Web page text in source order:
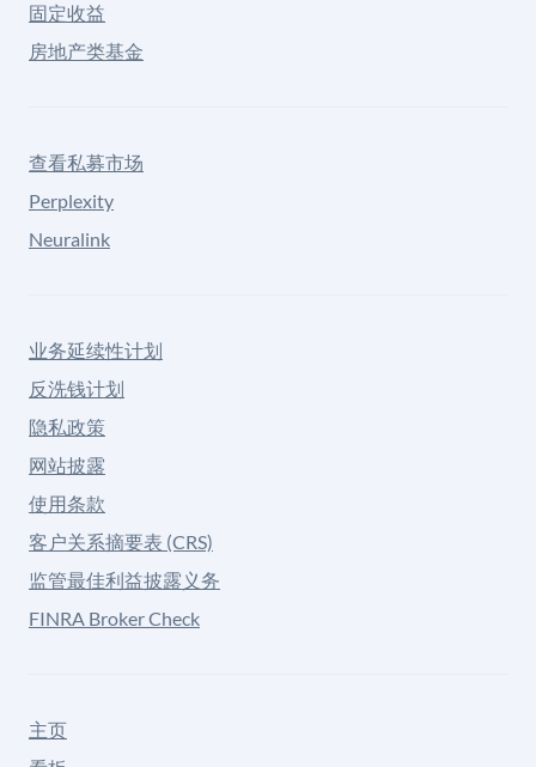
固定收益
房地产类基金
查看私募市场
Perplexity
Neuralink
业务延续性计划
反洗钱计划
隐私政策
网站披露
使用条款
客户关系摘要表 (CRS)
监管最佳利益披露义务
FINRA Broker Check
主页